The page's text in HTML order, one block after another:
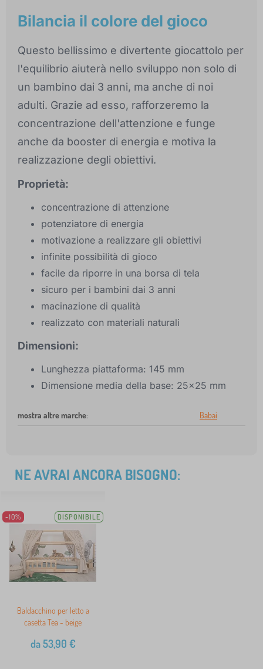
Bilancia il colore del gioco
Questo bellissimo e divertente giocattolo per
l'equilibrio aiuterà nello sviluppo non solo di
un bambino dai 3 anni, ma anche di noi
adulti. Grazie ad esso, rafforzeremo la
concentrazione dell'attenzione e funge
anche da booster di energia e motiva la
realizzazione degli obiettivi.
Proprietà:
concentrazione di attenzione
potenziatore di energia
motivazione a realizzare gli obiettivi
infinite possibilità di gioco
facile da riporre in una borsa di tela
sicuro per i bambini dai 3 anni
macinazione di qualità
realizzato con materiali naturali
Dimensioni:
Lunghezza piattaforma: 145 mm
Dimensione media della base: 25x25 mm
mostra altre marche: Babai
NE AVRAI ANCORA BISOGNO:
-10% DISPONIBILE
Baldacchino per letto a
casetta Tea - beige
da53,90 €